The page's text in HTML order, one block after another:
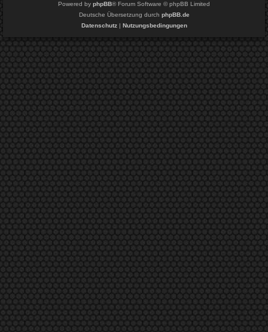
Powered by phpBB® Forum Software © phpBB Limited
Deutsche Übersetzung durch phpBB.de
Datenschutz| Nutzungsbedingungen